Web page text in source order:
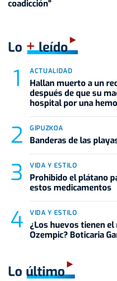
coadicción"
Lo +leído
ACTUALIDAD
Hallan muerto a un
después de que su
hospital por una
GIPUZKOA
Banderas de las
VIDA Y ESTILO
Prohibido el plátano
estos medicamentos
VIDA Y ESTILO
¿Los huevos tienen
Ozempic? Boticaria
Lo último